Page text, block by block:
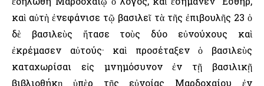
καὶ αὐτὴ ἐνεφάνισε τῷ βασιλεῖ τὰ τῆς ἐπιβουλῆς 23 ὁ
δὲ βασιλεὺς ἤτασε τοὺς δύο εὐνούχους καὶ
ἐκρέμασεν αὐτούς· καὶ προσέταξεν ὁ βασιλεὺς
καταχωρίσαι εἰς μνημόσυνον ἐν τῇ βασιλικῇ
βιβλιοθήκῃ ὑπὲρ τῆς εὐνοίας Μαρδοχαίου ἐν